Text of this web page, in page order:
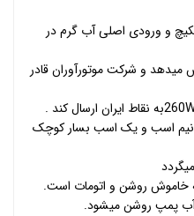
و ورودی اصلی آب گرم در
و شرکت موتورآوران قادر
نیم اسب و یک اسب بسار کوچک
آب پمپ روشن میشود.